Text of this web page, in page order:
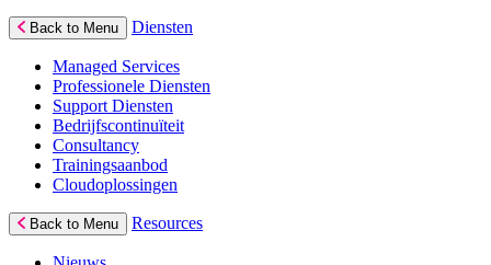
Back to Menu Diensten
Managed Services
Professionele Diensten
Support Diensten
Bedrijfscontinuïteit
Consultancy
Trainingsaanbod
Cloudoplossingen
Back to Menu Resources